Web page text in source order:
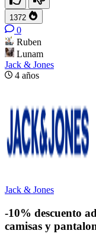
1372
0
Ruben
Lunam
Jack & Jones
4 años
Jack & Jones
-10% descuento
camisas y